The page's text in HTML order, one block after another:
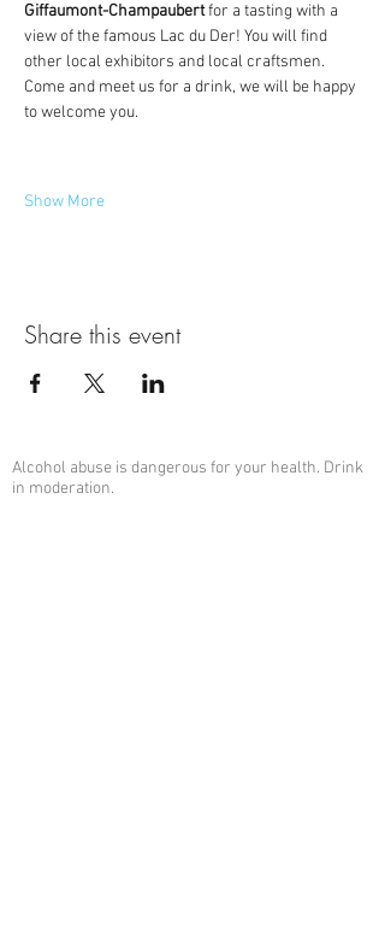
Giffaumont-Champaubert for a tasting with a
view of the famous Lac du Der! You will find
other local exhibitors and local craftsmen.
Come and meet us for a drink, we will be happy
to welcome you.
Show More
Share this event
Alcohol abuse is dangerous for your health. Drink
in moderation.